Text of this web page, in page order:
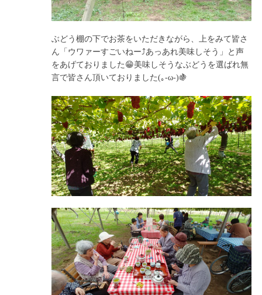
ぶどう棚の下でお茶をいただきながら、上をみて皆さ
ん「ウワァーすごいねー⤴️あっあれ美味しそう」と声
をあげておりました😁美味しそうなぶどうを選ばれ無
言で皆さん頂いておりました(｡-ω-)🍇